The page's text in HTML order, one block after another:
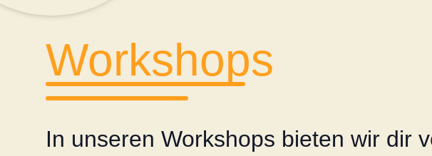
Workshops
In unseren Workshops bieten wir dir